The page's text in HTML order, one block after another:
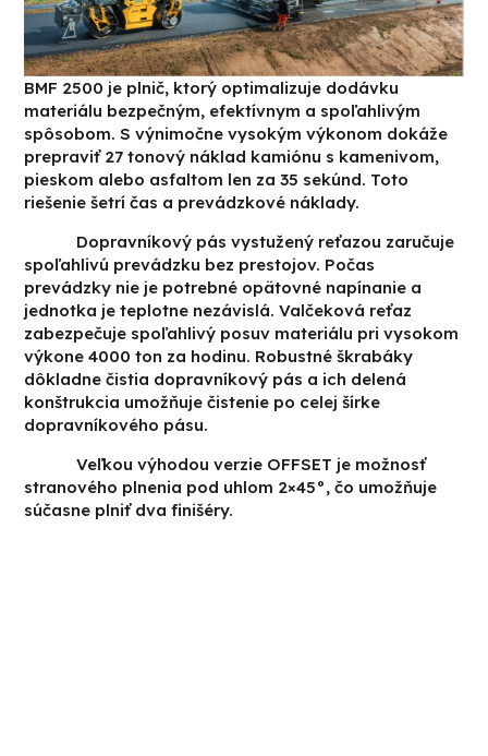
BMF 2500 je plnič, ktorý optimalizuje dodávku
materiálu bezpečným, efektívnym a spoľahlivým
spôsobom. S výnimočne vysokým výkonom dokáže
prepraviť 27 tonový náklad kamiónu s kamenivom,
pieskom alebo asfaltom len za 35 sekúnd. Toto
riešenie šetrí čas a prevádzkové náklady.
Dopravníkový pás vystužený reťazou zaručuje
spoľahlivú prevádzku bez prestojov. Počas
prevádzky nie je potrebné opätovné napínanie a
jednotka je teplotne nezávislá. Valčeková reťaz
zabezpečuje spoľahlivý posuv materiálu pri vysokom
výkone 4000 ton za hodinu. Robustné škrabáky
dôkladne čistia dopravníkový pás a ich delená
konštrukcia umožňuje čistenie po celej šírke
dopravníkového pásu.
Veľkou výhodou verzie OFFSET je možnosť
stranového plnenia pod uhlom 2×45°, čo umožňuje
súčasne plniť dva finišéry.